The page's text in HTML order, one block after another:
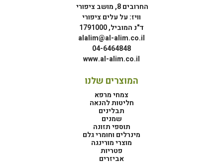
החרובים 8, מושב ציפורי
וויז: על עלים ציפורי
ד"נ המוביל, 1791000
alalim@al-alim.co.il
04-6464848
www.al-alim.co.il
המוצרים שלנו
צמחי מרפא
חליטות להנאה
תבלינים
שמנים
תוספי תזונה
מינרלים וחומרי גלם
מוצרי מורינגה
פטריות
אביזרים